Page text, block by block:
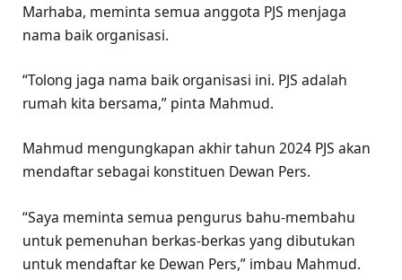
Marhaba, meminta semua anggota PJS menjaga
nama baik organisasi.
“Tolong jaga nama baik organisasi ini. PJS adalah
rumah kita bersama,” pinta Mahmud.
Mahmud mengungkapan akhir tahun 2024 PJS akan
mendaftar sebagai konstituen Dewan Pers.
“Saya meminta semua pengurus bahu-membahu
untuk pemenuhan berkas-berkas yang dibutukan
untuk mendaftar ke Dewan Pers,” imbau Mahmud.